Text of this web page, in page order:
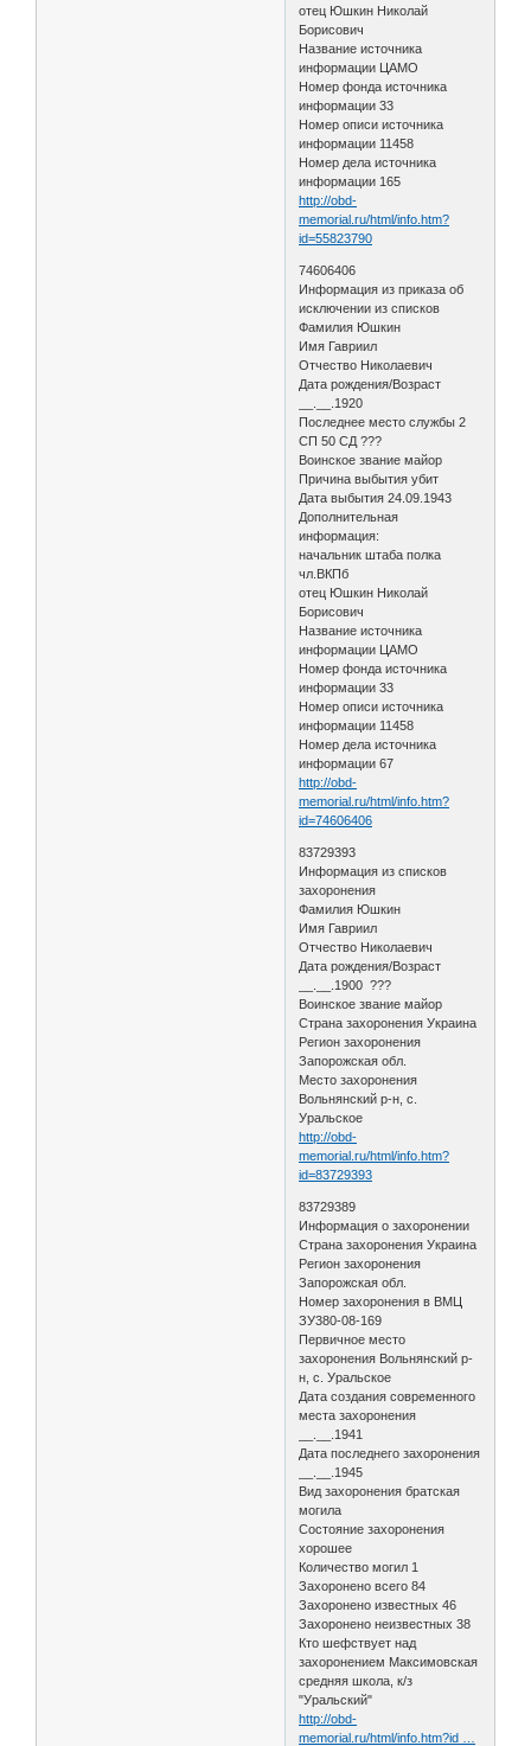
отец Юшкин Николай
Борисович
Название источника
информации ЦАМО
Номер фонда источника
информации 33
Номер описи источника
информации 11458
Номер дела источника
информации 165
http://obd-
memorial.ru/html/info.htm?
id=55823790
74606406
Информация из приказа об
исключении из списков
Фамилия Юшкин
Имя Гавриил
Отчество Николаевич
Дата рождения/Возраст
__.__.1920
Последнее место службы 2
СП 50 СД ???
Воинское звание майор
Причина выбытия убит
Дата выбытия 24.09.1943
Дополнительная
информация:
начальник штаба полка
чл.ВКПб
отец Юшкин Николай
Борисович
Название источника
информации ЦАМО
Номер фонда источника
информации 33
Номер описи источника
информации 11458
Номер дела источника
информации 67
http://obd-
memorial.ru/html/info.htm?
id=74606406
83729393
Информация из списков
захоронения
Фамилия Юшкин
Имя Гавриил
Отчество Николаевич
Дата рождения/Возраст
__.__.1900 ???
Воинское звание майор
Страна захоронения Украина
Регион захоронения
Запорожская обл.
Место захоронения
Вольнянский р-н, с.
Уральское
http://obd-
memorial.ru/html/info.htm?
id=83729393
83729389
Информация о захоронении
Страна захоронения Украина
Регион захоронения
Запорожская обл.
Номер захоронения в ВМЦ
ЗУ380-08-169
Первичное место
захоронения Вольнянский р-
н, с. Уральское
Дата создания современного
места захоронения
__.__.1941
Дата последнего захоронения
__.__.1945
Вид захоронения братская
могила
Состояние захоронения
хорошее
Количество могил 1
Захоронено всего 84
Захоронено известных 46
Захоронено неизвестных 38
Кто шефствует над
захоронением Максимовская
средняя школа, к/з
"Уральский"
http://obd-
memorial.ru/html/info.htm?id …